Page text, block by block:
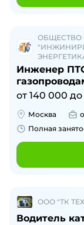
ОБЩЕСТВО
Инженер
от 140 000 до
Москва
Полная
ООО "ТК
Водитель